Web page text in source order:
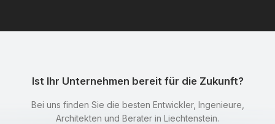
Ist Ihr Unternehmen bereit für die Zukunft?
Bei uns finden Sie die besten Entwickler, Ingenieure,
Architekten und Berater in Liechtenstein.